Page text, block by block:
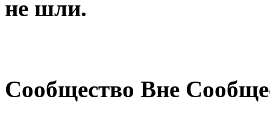
не шли.
Сообщество Вне